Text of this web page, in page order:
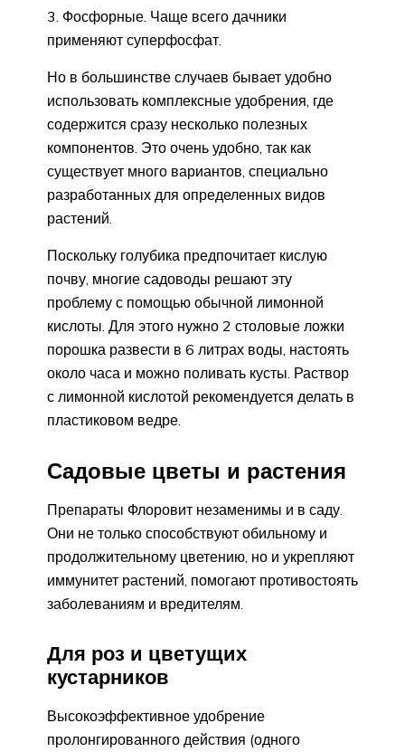
Фосфорные. Чаще всего дачники
применяют суперфосфат.
Но в большинстве случаев бывает удобно
использовать комплексные удобрения, где
содержится сразу несколько полезных
компонентов. Это очень удобно, так как
существует много вариантов, специально
разработанных для определенных видов
растений.
Поскольку голубика предпочитает кислую
почву, многие садоводы решают эту
проблему с помощью обычной лимонной
кислоты. Для этого нужно 2 столовые ложки
порошка развести в 6 литрах воды, настоять
около часа и можно поливать кусты. Раствор
с лимонной кислотой рекомендуется делать в
пластиковом ведре.
Садовые цветы и растения
Препараты Флоровит незаменимы и в саду.
Они не только способствуют обильному и
продолжительному цветению, но и укрепляют
иммунитет растений, помогают противостоять
заболеваниям и вредителям.
Для роз и цветущих
кустарников
Высокоэффективное удобрение
пролонгированного действия (одного